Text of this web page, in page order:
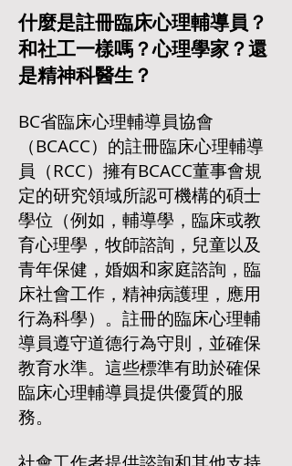
什麼是註冊臨床心理輔導員？
和社工一樣嗎？心理學家？還
是精神科醫生？
BC省臨床心理輔導員協會
（BCACC）的註冊臨床心理輔導
員（RCC）擁有BCACC董事會規
定的研究領域所認可機構的碩士
學位（例如，輔導學，臨床或教
育心理學，牧師諮詢，兒童以及
青年保健，婚姻和家庭諮詢，臨
床社會工作，精神病護理，應用
行為科學）。註冊的臨床心理輔
導員遵守道德行為守則，並確保
教育水準。這些標準有助於確保
臨床心理輔導員提供優質的服
務。